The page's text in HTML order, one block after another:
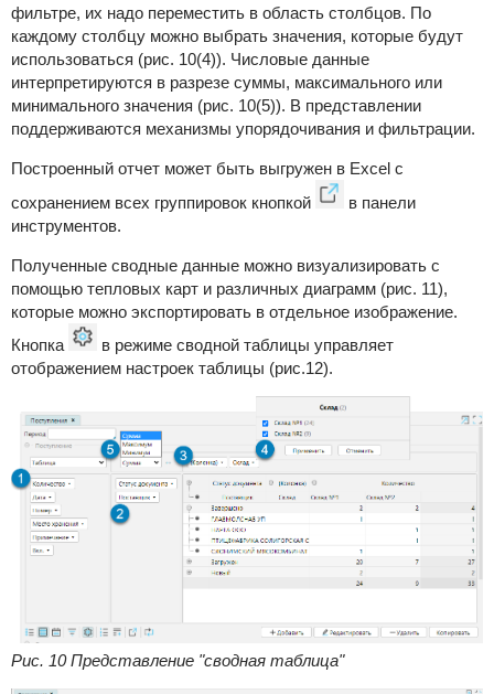
фильтре, их надо переместить в область столбцов. По
каждому столбцу можно выбрать значения, которые будут
использоваться (рис. 10(4)). Числовые данные
интерпретируются в разрезе суммы, максимального или
минимального значения (рис. 10(5)). В представлении
поддерживаются механизмы упорядочивания и фильтрации.
Построенный отчет может быть выгружен в Excel с
сохранением всех группировок кнопкой
в панели
инструментов.
Полученные сводные данные можно визуализировать с
помощью тепловых карт и различных диаграмм (рис. 11),
которые можно экспортировать в отдельное изображение.
Кнопка
в режиме сводной таблицы управляет
отображением настроек таблицы (рис.12).
Рис. 10 Представление "сводная таблица"